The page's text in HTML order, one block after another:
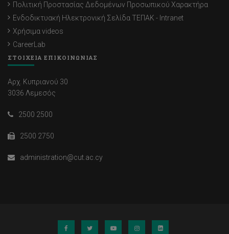
Πολιτική Προστασίας Δεδομένων Προσωπικού Χαρακτήρα
Ενδοδικτυακή Ηλεκτρονική Σελίδα ΤΕΠΑΚ - Intranet
Χρήσιμα videos
CareerLab
ΣΤΟΙΧΕΙΑ ΕΠΙΚΟΙΝΩΝΙΑΣ
Αρχ. Κυπριανού 30
3036 Λεμεσός
2500 2500
2500 2750
administration@cut.ac.cy